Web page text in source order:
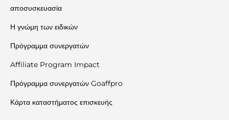
αποσυσκευασία
Η γνώμη των ειδικών
Πρόγραμμα συνεργατών
Affiliate Program Impact
Πρόγραμμα συνεργατών Goaffpro
Κάρτα καταστήματος επισκευής